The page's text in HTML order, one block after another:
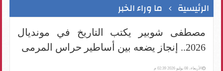
الرئيسية ما وراء الخبر
مصطفى شوبير يكتب التاريخ في مونديال
2026.. إنجاز يضعه بين أساطير حراس المرمى
الأربعاء، 08 يوليو 2026 02:39 م